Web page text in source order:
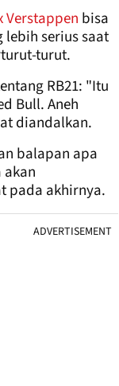
Verstappen bisa
serius saat
turut.
RB21: "Itu
Bull. Aneh
diandalkan.
balapan apa
pada akhirnya.
ADVERTISEMENT